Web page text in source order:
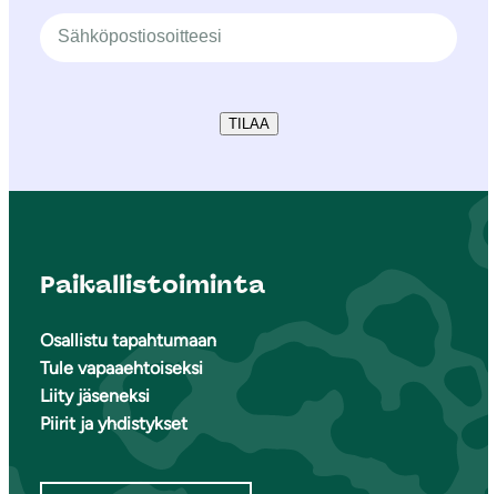
TILAA
Paikallistoiminta
Osallistu tapahtumaan
Tule vapaaehtoiseksi
Liity jäseneksi
Piirit ja yhdistykset